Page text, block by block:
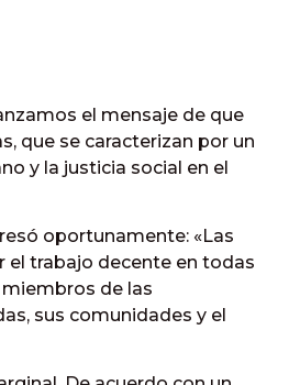
el mensaje de que
que se caracterizan por un
y la justicia social en el
oportunamente: «Las
el trabajo decente en todas
de las
sus comunidades y el